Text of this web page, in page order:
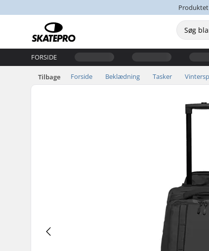
FORSIDE
Tilbage Forside Beklædning Tasker